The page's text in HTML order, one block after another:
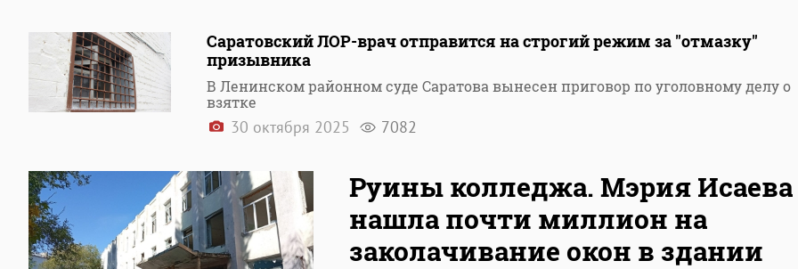
Саратовский ЛОР-врач отправится на строгий режим за "отмазку"
призывника
В Ленинском районном суде Саратова вынесен приговор по уголовному делу о
взятке
30 октября 2025 7082
Руины колледжа. Мэрия Исаева
нашла почти миллион на
заколачивание окон в здании